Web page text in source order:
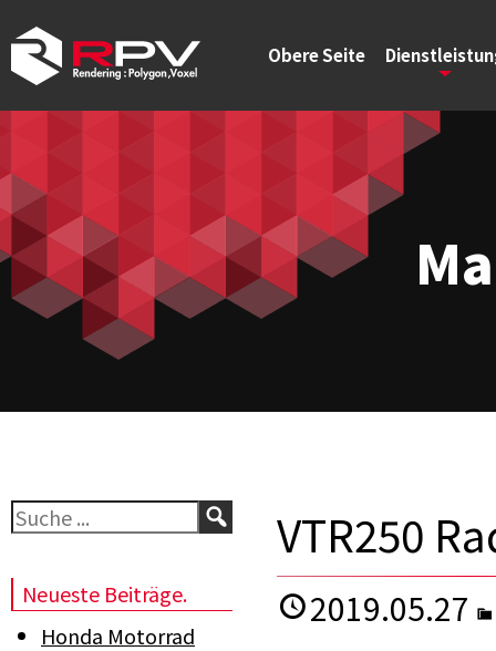
Obere Seite
VTR250
2019.05.27
Suchen
Neueste Beiträge.
Honda Motorrad